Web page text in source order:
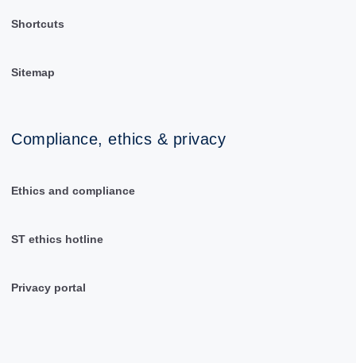
Shortcuts
Sitemap
Compliance, ethics & privacy
Ethics and compliance
ST ethics hotline
Privacy portal